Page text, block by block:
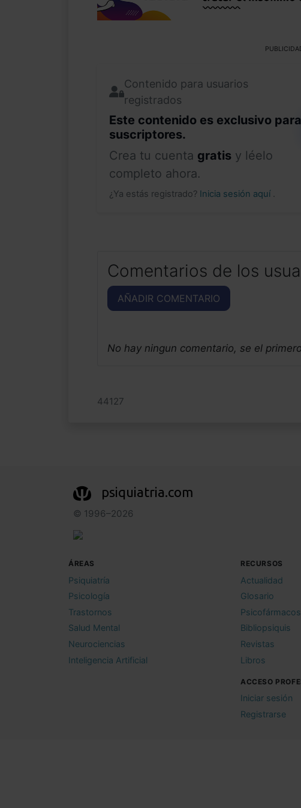
Contenido para usuarios
registrados
Este contenido es exclusivo para
suscriptores.
Crea tu cuenta gratis y léelo
completo ahora.
¿Ya estás registrado? Inicia sesión aquí .
Comentarios de los
AÑADIR COMENTARIO
No hay ningun comentario, se el
44127
psiquiatria.com
© 1996–2026
ÁREAS
Psiquiatría
Psicología
Trastornos
Salud Mental
Neurociencias
Inteligencia Artificial
RECURSOS
Actualidad
Glosario
Psicofármacos
Bibliopsiquis
Revistas
Libros
ACCESO
Iniciar sesión
Registrarse